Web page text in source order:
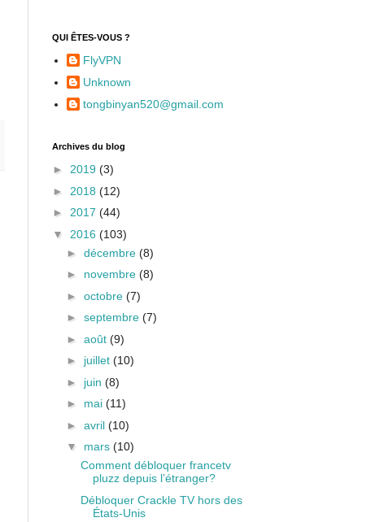
QUI ÊTES-VOUS ?
FlyVPN
Unknown
tongbinyan520@gmail.com
Archives du blog
► 2019 (3)
► 2018 (12)
► 2017 (44)
▼ 2016 (103)
► décembre (8)
► novembre (8)
► octobre (7)
► septembre (7)
► août (9)
► juillet (10)
► juin (8)
► mai (11)
► avril (10)
▼ mars (10)
Comment débloquer francetv
pluzz depuis l’étranger?
Débloquer Crackle TV hors des
États-Unis